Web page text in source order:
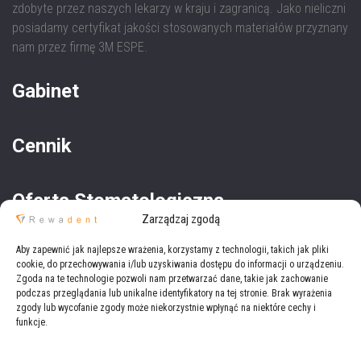
Zarządzaj zgodą
Aby zapewnić jak najlepsze wrażenia, korzystamy z technologii, takich jak pliki
cookie, do przechowywania i/lub uzyskiwania dostępu do informacji o urządzeniu.
Zgoda na te technologie pozwoli nam przetwarzać dane, takie jak zachowanie
podczas przeglądania lub unikalne identyfikatory na tej stronie. Brak wyrażenia
zgody lub wycofanie zgody może niekorzystnie wpłynąć na niektóre cechy i
funkcje.
zdobyte przez naszych lekarzy w kraju i zagranicą. Jako nieliczni
posiadamy certyfikat jakości stosowanych materiałów przyznany
nam przez firmę 3M ESPE.
Gabinet
Cennik
Oferta Stomatologiczna
Oferta Medyczna